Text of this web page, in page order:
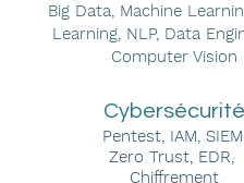
Big Data, Machine
Learning, NLP, Data
Computer Vision
Cybersécurité
Pentest, IAM,
Zero Trust, EDR,
Chiffrement